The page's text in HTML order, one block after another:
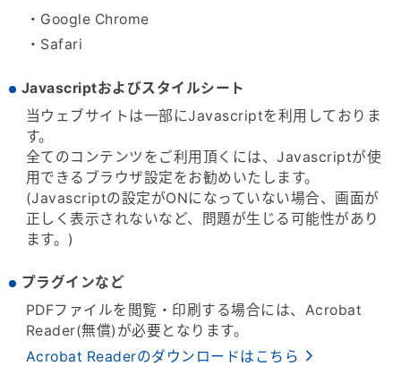
・Google Chrome
・Safari
Javascriptおよびスタイルシート
当ウェブサイトは一部にJavascriptを利用しておりま
す。
全てのコンテンツをご利用頂くには、Javascriptが使
用できるブラウザ設定をお勧めいたします。
(Javascriptの設定がONになっていない場合、画面が
正しく表示されないなど、問題が生じる可能性があり
ます。)
プラグインなど
PDFファイルを閲覧・印刷する場合には、Acrobat
Reader(無償)が必要となります。
Acrobat Readerのダウンロードはこちら